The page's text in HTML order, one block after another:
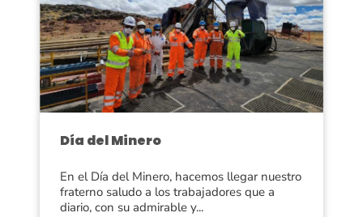
Día del Minero
En el Día del Minero, hacemos llegar nuestro
fraterno saludo a los trabajadores que a
diario, con su admirable y...